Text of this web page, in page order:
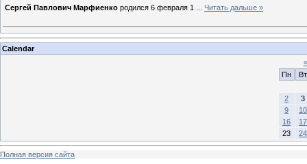
Сергей Павлович Марфиенко родился 6 февраля 1 Читать дальше »
Calendar
«
Пн
Вт
2
3
9
10
16
17
23
24
Полная версия сайта